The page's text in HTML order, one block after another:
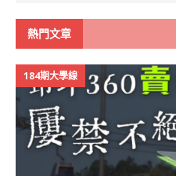
熱門文章
184期大學線